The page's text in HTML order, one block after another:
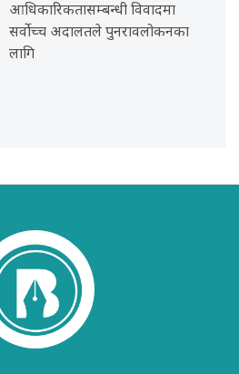
आधिकारिकतासम्बन्धी विवादमा
सर्वोच्च अदालतले पुनरावलोकनका
लागि